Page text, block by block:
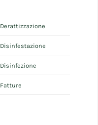
Derattizzazione
Disinfestazione
Disinfezione
Fatture